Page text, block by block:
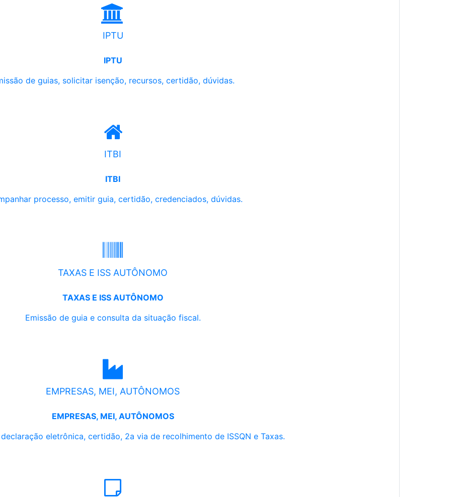
IPTU
IPTU
de guias, solicitar isenção, recursos, certidão, dúvidas.
ITBI
ITBI
processo, emitir guia, certidão, credenciados, dúvidas.
TAXAS E ISS AUTÔNOMO
TAXAS E ISS AUTÔNOMO
Emissão de guia e consulta da situação fiscal.
EMPRESAS, MEI, AUTÔNOMOS
EMPRESAS, MEI, AUTÔNOMOS
eletrônica, certidão, 2a via de recolhimento de ISSQN e Taxas.